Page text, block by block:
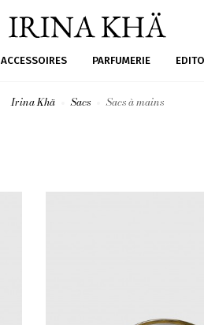
ACCESSOIRES PARFUMERIE EDITO
Irina Khä Sacs Sacs à mains